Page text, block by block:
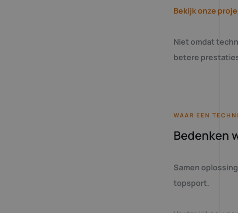
Bekijk onze
Niet omdat
betere
WAAR EEN
Bedenken
Samen
topsport.